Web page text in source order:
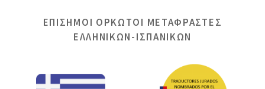
ΕΠΙΣΗΜΟΙ ΟΡΚΩΤΟΙ ΜΕΤΑΦΡΑΣΤΕΣ
ΕΛΛΗΝΙΚΩΝ-ΙΣΠΑΝΙΚΩΝ